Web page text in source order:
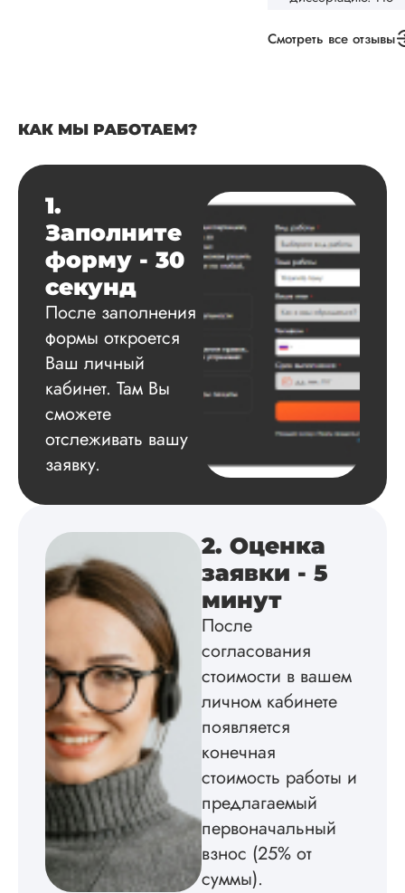
Читать полный
Вид работы:
Дата:2025-03-15
Автору огромное
спасибо за
сам подобрал
литературу,
оформил и провел
подробное
экспериментов,
которые сам же и
провел. Спасибо
содействие, буду и
дальше заказывать
работы здесь.
на совесть: тут и
структура, и
обосновал
методологию
исследования,
грамотно
расчеты и подвел
по результатам
Смотреть все отзывы
КАК МЫ РАБОТАЕМ?
1.
Заполните
форму - 30
секунд
После заполнения
формы откроется
Ваш личный
кабинет. Там Вы
сможете
отслеживать вашу
заявку.
2. Оценка
заявки - 5
минут
После
согласования
стоимости в вашем
личном кабинете
появляется
конечная
стоимость работы и
предлагаемый
первоначальный
взнос (25% от
суммы).